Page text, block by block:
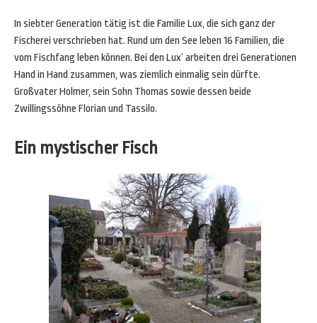
In siebter Generation tätig ist die Familie Lux, die sich ganz der
Fischerei verschrieben hat. Rund um den See leben 16 Familien, die
vom Fischfang leben können. Bei den Lux‘ arbeiten drei Generationen
Hand in Hand zusammen, was ziemlich einmalig sein dürfte.
Großvater Holmer, sein Sohn Thomas sowie dessen beide
Zwillingssöhne Florian und Tassilo.
Ein mystischer Fisch